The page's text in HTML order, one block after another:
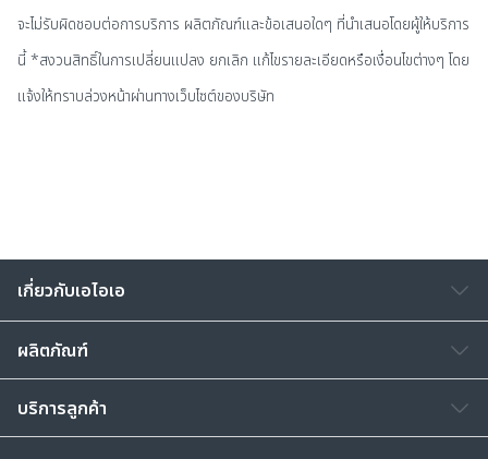
จะไม่รับผิดชอบต่อการบริการ ผลิตภัณฑ์และข้อเสนอใดๆ ที่นำเสนอโดยผู้ให้บริการ
นี้ *สงวนสิทธิ์ในการเปลี่ยนแปลง ยกเลิก แก้ไขรายละเอียดหรือเงื่อนไขต่างๆ โดย
แจ้งให้ทราบล่วงหน้าผ่านทางเว็บไซต์ของบริษัท
เกี่ยวกับเอไอเอ
ผลิตภัณฑ์
บริการลูกค้า